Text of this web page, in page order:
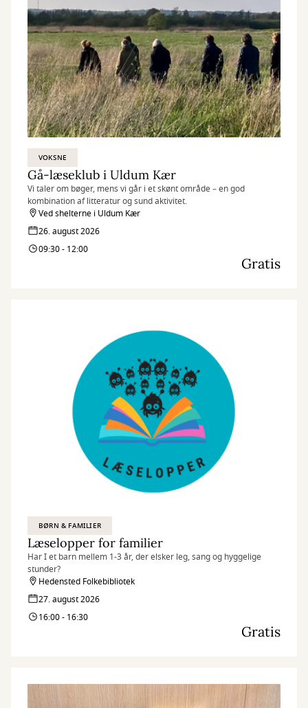
VOKSNE
Gå-læseklub i Uldum Kær
Vi taler om bøger, mens vi går i et skønt område – en god
kombination af litteratur og sund aktivitet.
Ved shelterne i Uldum Kær
26. august 2026
09:30 - 12:00
Gratis
BØRN & FAMILIER
Læselopper for familier
Har I et barn mellem 1-3 år, der elsker leg, sang og hyggelige
stunder?
Hedensted Folkebibliotek
27. august 2026
16:00 - 16:30
Gratis